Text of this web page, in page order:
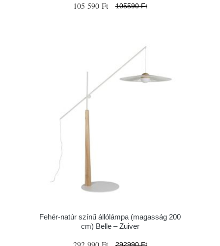
105 590 Ft 105590 Ft
Fehér-natúr színű állólámpa (magasság 200
cm) Belle – Zuiver
292990 Ft